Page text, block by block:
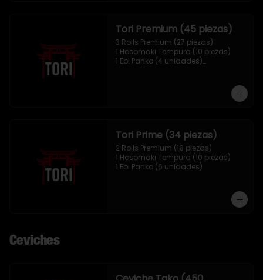
Tori Premium (45 piezas)
3 Rolls Premium (27 piezas)
1 Hosomaki Tempura (10 piezas)
1 Ebi Panko (4 unidades)
Tori Prime (34 piezas)
2 Rolls Premium (18 piezas)
1 Hosomaki Tempura (10 piezas)
1 Ebi Panko (6 unidades)
Ceviches